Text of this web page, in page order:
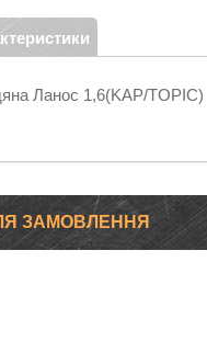
Ланос 1,6(KAP/TOPIC)
ЗАМОВЛЕННЯ